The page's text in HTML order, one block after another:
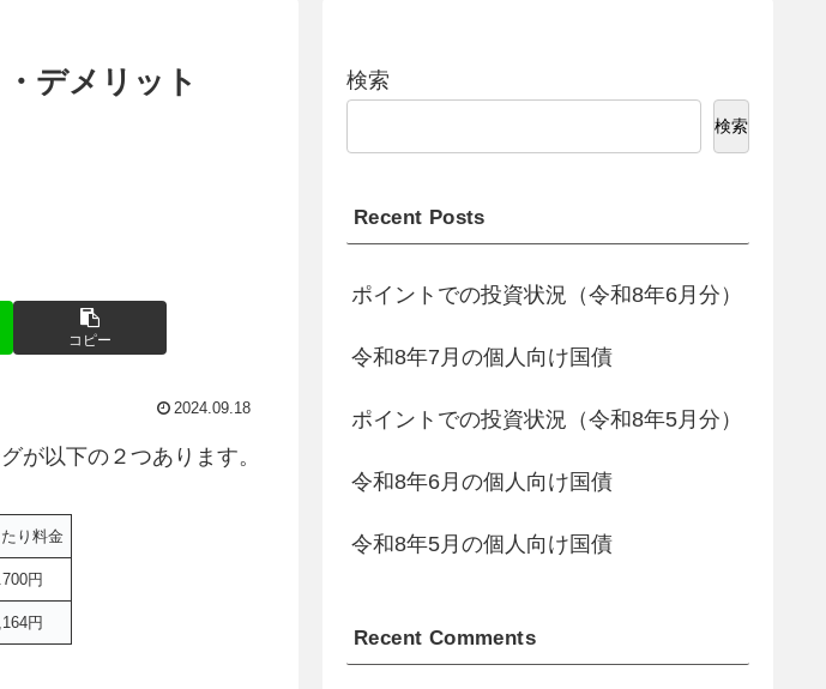
デメリット
コピー
2024.09.18
が以下の２つあります。
り料金
円
円
検索
検索
Recent Posts
ポイントでの投資状況（令和8年6月分）
令和8年7月の個人向け国債
ポイントでの投資状況（令和8年5月分）
令和8年6月の個人向け国債
令和8年5月の個人向け国債
Recent Comments